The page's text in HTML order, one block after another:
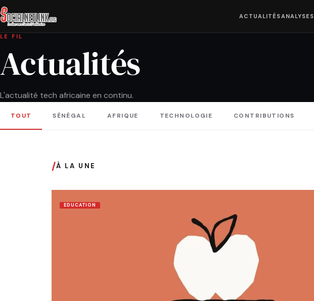
ACTUALITÉSANALYSES
LE FIL
Actualités
L'actualité tech africaine en continu.
TOUT SÉNÉGAL AFRIQUE TECHNOLOGIE CONTRIBUTIONS
/À LA UNE
EDUCATION